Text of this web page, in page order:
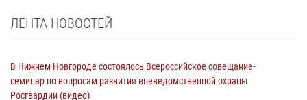
ЛЕНТА НОВОСТЕЙ
В Нижнем Новгороде состоялось Всероссийское совещание-
семинар по вопросам развития вневедомственной охраны
Росгвардии (видео)